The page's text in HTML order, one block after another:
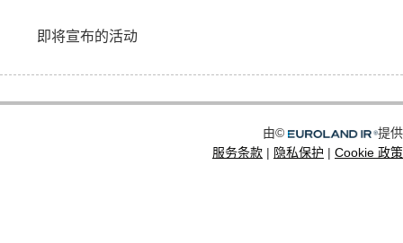
即将宣布的活动
由© Euroland.com提供
服务条款 | 隐私保护 | Cookie 政策